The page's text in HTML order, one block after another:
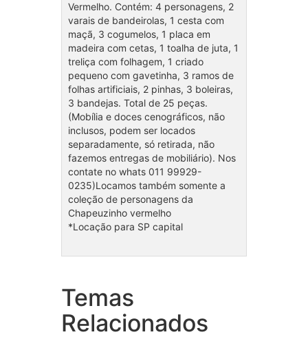
Vermelho. Contém: 4 personagens, 2
varais de bandeirolas, 1 cesta com
maçã, 3 cogumelos, 1 placa em
madeira com cetas, 1 toalha de juta, 1
treliça com folhagem, 1 criado
pequeno com gavetinha, 3 ramos de
folhas artificiais, 2 pinhas, 3 boleiras,
3 bandejas. Total de 25 peças.
(Mobília e doces cenográficos, não
inclusos, podem ser locados
separadamente, só retirada, não
fazemos entregas de mobiliário). Nos
contate no whats 011 99929-
0235)Locamos também somente a
coleção de personagens da
Chapeuzinho vermelho
*Locação para SP capital
Temas
Relacionados
Coleção Super Heróis